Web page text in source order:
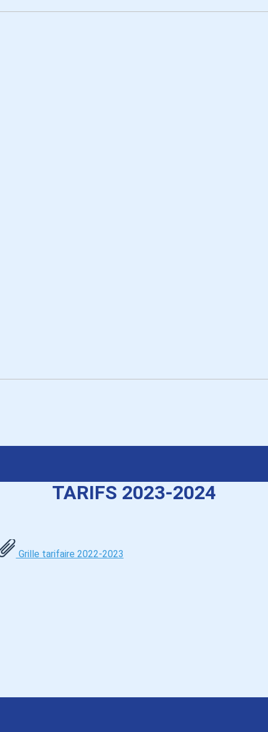
TARIFS 2023-2024
Grille tarifaire 2022-2023